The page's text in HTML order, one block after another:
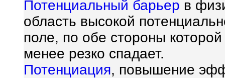
Потенциальный барьер в
область высокой
поле, по обе стороны
менее резко спадает.
Потенциация, повышение